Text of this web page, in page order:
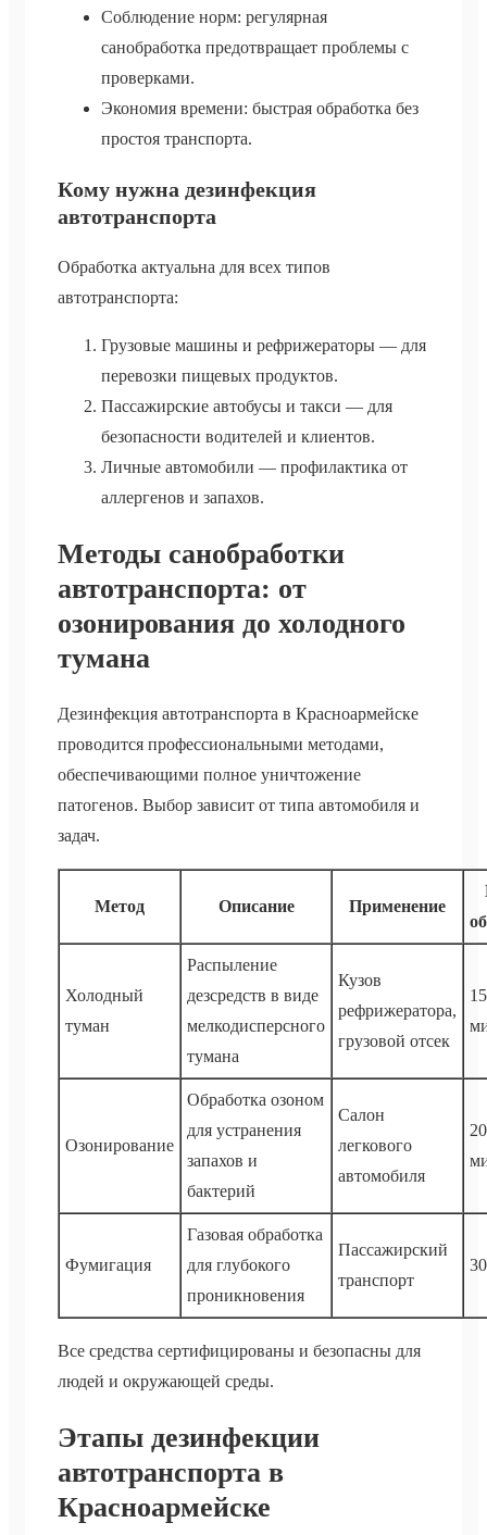
Соблюдение норм: регулярная
санобработка предотвращает проблемы с
проверками.
Экономия времени: быстрая обработка без
простоя транспорта.
Кому нужна дезинфекция
автотранспорта
Обработка актуальна для всех типов
автотранспорта:
Грузовые машины и рефрижераторы — для
перевозки пищевых продуктов.
Пассажирские автобусы и такси — для
безопасности водителей и клиентов.
Личные автомобили — профилактика от
аллергенов и запахов.
Методы санобработки
автотранспорта: от
озонирования до холодного
тумана
Дезинфекция автотранспорта в Красноармейске
проводится профессиональными методами,
обеспечивающими полное уничтожение
патогенов. Выбор зависит от типа автомобиля и
задач.
Метод Описание Применение
Холодный
туман
Распыление
дезсредств в виде
мелкодисперсного
тумана
Кузов
рефрижератора,
грузовой отсек
Озонирование
Обработка озоном
для устранения
запахов и
бактерий
Салон
легкового
автомобиля
Фумигация
Газовая обработка
для глубокого
проникновения
Пассажирский
транспорт
Все средства сертифицированы и безопасны для
людей и окружающей среды.
Этапы дезинфекции
автотранспорта в
Красноармейске